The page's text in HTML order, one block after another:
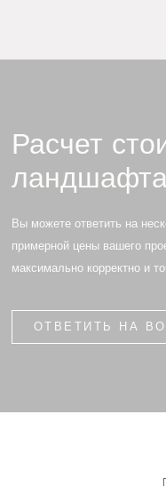
Расчет
Вы можете ответить на
примерной цены вашего
максимально корректно и
ОТВЕТИТЬ НА